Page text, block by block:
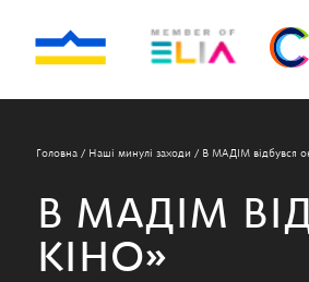
Головна / Наші минулі заходи / В МАДІМ відбувся
В МАДІМ
КІНО»